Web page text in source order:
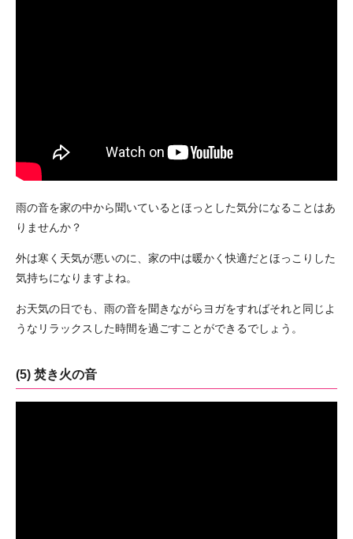
雨の音を家の中から聞いているとほっとした気分になることはあ
りませんか？
外は寒く天気が悪いのに、家の中は暖かく快適だとほっこりした
気持ちになりますよね。
お天気の日でも、雨の音を聞きながらヨガをすればそれと同じよ
うなリラックスした時間を過ごすことができるでしょう。
(5) 焚き火の音